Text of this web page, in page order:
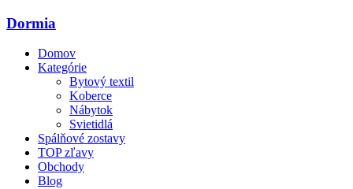
Dormia
Domov
Kategórie
Bytový textil
Koberce
Nábytok
Svietidlá
Spálňové zostavy
TOP zľavy
Obchody
Blog